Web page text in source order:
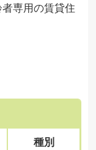
専用の賃貸住
種別